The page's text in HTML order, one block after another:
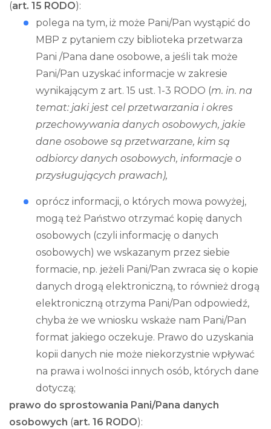
(art. 15 RODO):
polega na tym, iż może Pani/Pan wystąpić do
MBP z pytaniem czy biblioteka przetwarza
Pani /Pana dane osobowe, a jeśli tak może
Pani/Pan uzyskać informacje w zakresie
wynikającym z art. 15 ust. 1-3 RODO (m. in. na
temat: jaki jest cel przetwarzania i okres
przechowywania danych osobowych, jakie
dane osobowe są przetwarzane, kim są
odbiorcy danych osobowych, informacje o
przysługujących prawach),
oprócz informacji, o których mowa powyżej,
mogą też Państwo otrzymać kopię danych
osobowych (czyli informację o danych
osobowych) we wskazanym przez siebie
formacie, np. jeżeli Pani/Pan zwraca się o kopie
danych drogą elektroniczną, to również drogą
elektroniczną otrzyma Pani/Pan odpowiedź,
chyba że we wniosku wskaże nam Pani/Pan
format jakiego oczekuje. Prawo do uzyskania
kopii danych nie może niekorzystnie wpływać
na prawa i wolności innych osób, których dane
dotyczą;
prawo do sprostowania Pani/Pana danych
osobowych (art. 16 RODO):